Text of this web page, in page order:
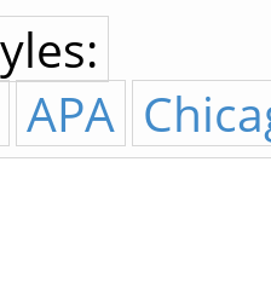
APA